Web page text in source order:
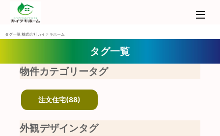
タグ一覧 株式会社カイテキホーム
タグ一覧
物件カテゴリータグ
注文住宅(88)
外観デザインタグ